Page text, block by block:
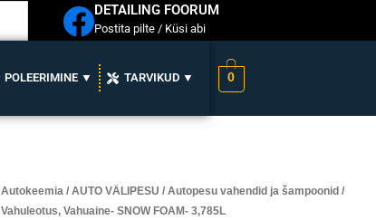
DETAILING FOORUM
Postita pilte / Küsi abi
POLEERIMINE ▼ TARVIKUD ▼ 0
Autokeemia /AUTO VÄLIPESU /Autopesu vahendid ja šampoonid /
Vahuleotus, Vahuaine- SNOW FOAM- 3,785L
Algne Praegune
Vahuleotus,
Vahuaine-